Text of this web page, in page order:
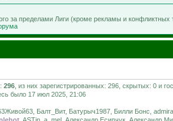
за пределами Лиги (кроме рекламы и конфликтных
296 , из них зарегистрированных: 296, скрытых: 0 и
было 17 июл 2025, 21:06
Балт_Вит, Батурыч1987, Билли Бонс,
, ASTin, a_mel, Александр Есипчук, Александр